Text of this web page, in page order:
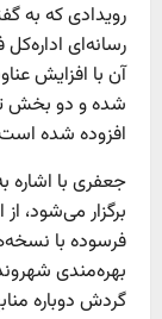
رویدادی که به
رسانه‌ای
شده و دو بخش
افزوده شده است.
برگزار می‌شود،
فرسوده با
بهره‌مندی
گردش دوباره